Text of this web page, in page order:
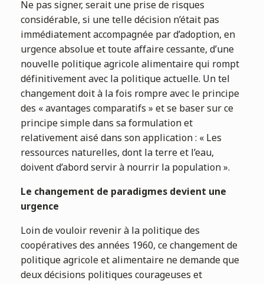
Ne pas signer, serait une prise de risques
considérable, si une telle décision n’était pas
immédiatement accompagnée par d’adoption, en
urgence absolue et toute affaire cessante, d’une
nouvelle politique agricole alimentaire qui rompt
définitivement avec la politique actuelle. Un tel
changement doit à la fois rompre avec le principe
des « avantages comparatifs » et se baser sur ce
principe simple dans sa formulation et
relativement aisé dans son application : « Les
ressources naturelles, dont la terre et l’eau,
doivent d’abord servir à nourrir la population ».
Le changement de paradigmes devient une
urgence
Loin de vouloir revenir à la politique des
coopératives des années 1960, ce changement de
politique agricole et alimentaire ne demande que
deux décisions politiques courageuses et